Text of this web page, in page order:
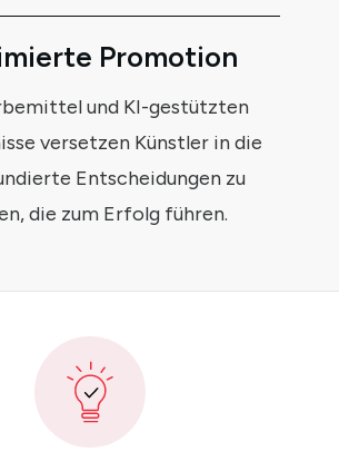
Promotion
und KI-gestützten
versetzen Künstler in die
Entscheidungen zu
die zum Erfolg führen.